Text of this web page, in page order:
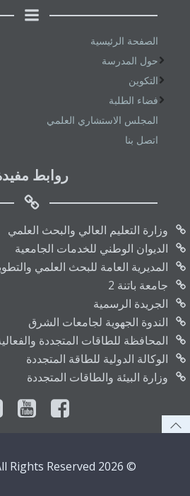
الصفحة الرئيسية
حول المدرسة
التكوين
فضاء الطلبة
المجلس الاستشاري العلمي
اتصل بنا
روابط
وزارة التعليم العالي والبحث العلمي
الديوان الوطني للخدمات الجامعية
المديرية العامة للبحث العلمي
جامعة باتنة 2
الجريدة الرسمية
الندوة الجهوية لجامعات الشرق
المحافظة للطاقات المتجددة
الوكالة الدولية للطاقة المتجددة
وزارة البيئة والطاقات المتجددة
© 2026 Hns-re2sd - All Rights Reserved.